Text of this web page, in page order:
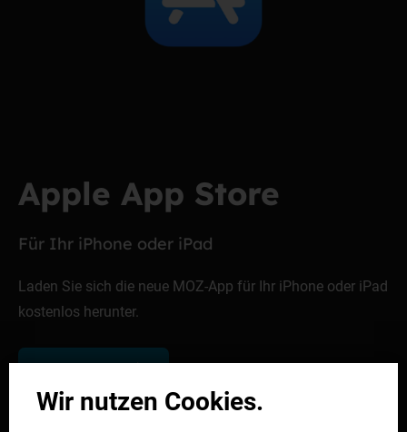
Apple App Store
Für Ihr iPhone oder iPad
Laden Sie sich die neue MOZ-App für Ihr iPhone oder iPad
kostenlos herunter.
zum App Store
Wir nutzen Cookies.